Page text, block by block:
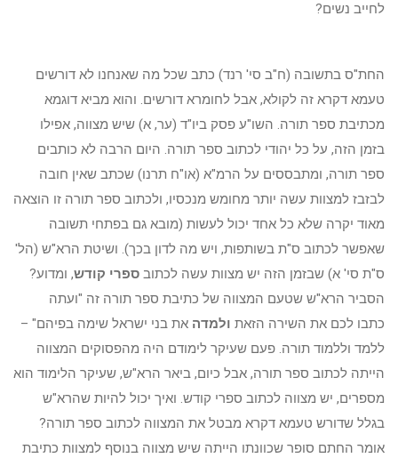
לחייב נשים?
החת"ס בתשובה (ח"ב סי' רנד) כתב שכל מה שאנחנו לא דורשים
טעמא דקרא זה לקולא, אבל לחומרא דורשים. והוא מביא דוגמא
מכתיבת ספר תורה. השו"ע פסק ביו"ד (ער, א) שיש מצווה, אפילו
בזמן הזה, על כל יהודי לכתוב ספר תורה. היום הרבה לא כותבים
ספר תורה, ומתבססים על הרמ"א (או"ח תרנו) שכתב שאין חובה
לבזבז למצוות עשה יותר מחומש מנכסיו, ולכתוב ספר תורה זו הוצאה
מאוד יקרה שלא כל אחד יכול לעשות (מובא גם בפתחי תשובה
שאפשר לכתוב ס"ת בשותפות, ויש מה לדון בכך). ושיטת הרא"ש (הל'
ס"ת סי' א) שבזמן הזה יש מצוות עשה לכתוב ספרי קודש, ומדוע?
הסביר הרא"ש שטעם המצווה של כתיבת ספר תורה זה "ועתה
כתבו לכם את השירה הזאת ולמדה את בני ישראל שימה בפיהם" –
ללמד וללמוד תורה. פעם שעיקר לימודם היה מהפסוקים המצווה
הייתה לכתוב ספר תורה, אבל כיום, ביאר הרא"ש, שעיקר הלימוד הוא
מספרים, יש מצווה לכתוב ספרי קודש. ואיך יכול להיות שהרא"ש
בגלל שדורש טעמא דקרא מבטל את המצווה לכתוב ספר תורה?
אומר החתם סופר שכוונתו הייתה שיש מצווה בנוסף למצוות כתיבת